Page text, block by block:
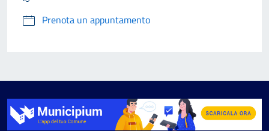
Prenota un appuntamento